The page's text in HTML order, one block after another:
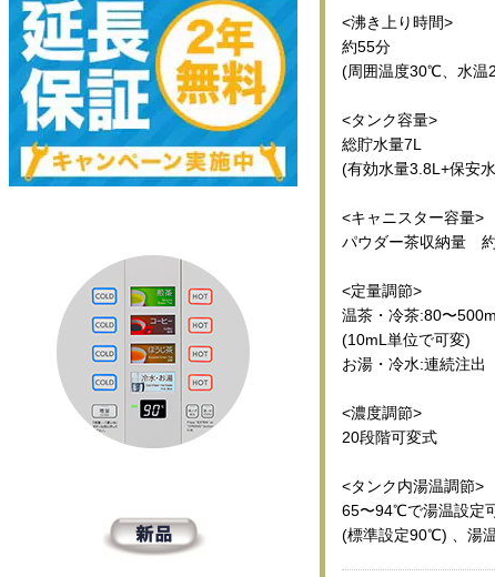
<沸き上り時間>
約55分
(周囲温度30℃、水
<タンク容量>
総貯水量7L
(有効水量3.8L+保安
<キャニスター容量>
パウダー茶収納量
<定量調節>
温茶・冷茶:80〜
(10mL単位で可変)
お湯・冷水:連続注出
<濃度調節>
20段階可変式
<タンク内湯温調節>
65〜94℃で湯温設定
(標準設定90℃) 、湯